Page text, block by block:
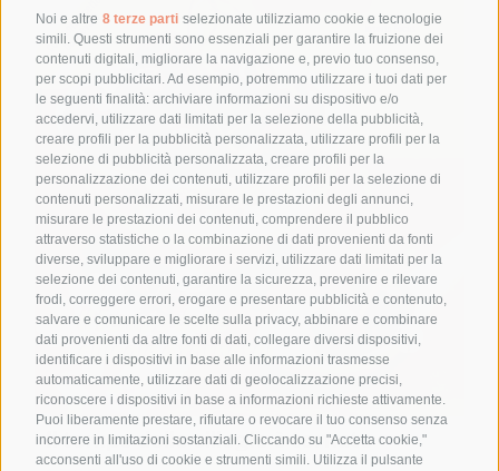
Noi e altre 8 terze parti selezionate utilizziamo cookie e tecnologie
simili. Questi strumenti sono essenziali per garantire la fruizione dei
contenuti digitali, migliorare la navigazione e, previo tuo consenso,
per scopi pubblicitari. Ad esempio, potremmo utilizzare i tuoi dati per
le seguenti finalità: archiviare informazioni su dispositivo e/o
accedervi, utilizzare dati limitati per la selezione della pubblicità,
creare profili per la pubblicità personalizzata, utilizzare profili per la
selezione di pubblicità personalizzata, creare profili per la
personalizzazione dei contenuti, utilizzare profili per la selezione di
contenuti personalizzati, misurare le prestazioni degli annunci,
misurare le prestazioni dei contenuti, comprendere il pubblico
attraverso statistiche o la combinazione di dati provenienti da fonti
diverse, sviluppare e migliorare i servizi, utilizzare dati limitati per la
selezione dei contenuti, garantire la sicurezza, prevenire e rilevare
frodi, correggere errori, erogare e presentare pubblicità e contenuto,
salvare e comunicare le scelte sulla privacy, abbinare e combinare
dati provenienti da altre fonti di dati, collegare diversi dispositivi,
identificare i dispositivi in base alle informazioni trasmesse
automaticamente, utilizzare dati di geolocalizzazione precisi,
riconoscere i dispositivi in base a informazioni richieste attivamente.
Puoi liberamente prestare, rifiutare o revocare il tuo consenso senza
incorrere in limitazioni sostanziali. Cliccando su "Accetta cookie,"
acconsenti all'uso di cookie e strumenti simili. Utilizza il pulsante
Il tempo delle ciliegie è tornato